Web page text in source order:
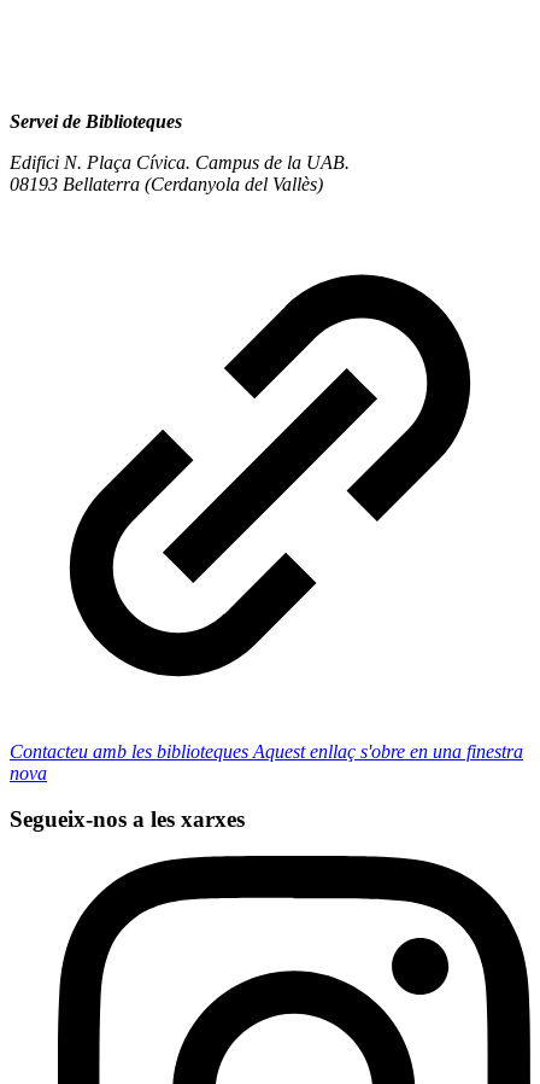
Servei de Biblioteques
Edifici N. Plaça Cívica. Campus de la UAB.
08193 Bellaterra (Cerdanyola del Vallès)
Contacteu amb les biblioteques Aquest enllaç s'obre en una finestra
nova
Segueix-nos a les xarxes